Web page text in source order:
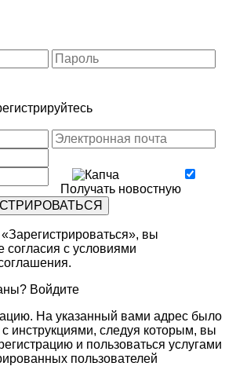
Получать новостную
вы
согласия с условиями
.
Войдите
На указанный вами адрес было
инструкциями, следуя которым, вы
и пользоваться услугами
пользователей